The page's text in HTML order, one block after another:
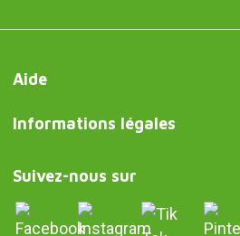
Aide
Informations légales
Suivez-nous sur